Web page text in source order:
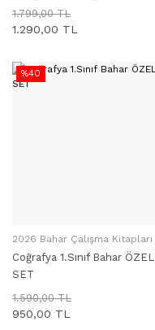
1.799,00 TL
1.290,00 TL
%40
SEPETE EKLE
2026 Bahar Çalışma Kitapları
Coğrafya 1.Sınıf Bahar ÖZEL
SET
1.590,00 TL
950,00 TL